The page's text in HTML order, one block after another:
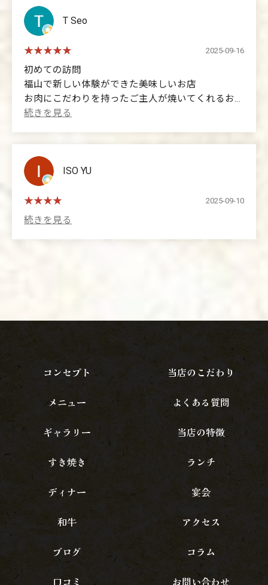
is very relaxing.
I highly recommend this restaurant to anyone looking
ができました✨
締めのうどんも甘美味いタレに絡めて完食しまし
た！
また利用させて頂きます👍
(Translated by Google)
I came here hoping to enjoy some casual sukiyaki.
The restaurant is perfect for both solo and group
dining. 😁
This restaurant serves Kansai-style sukiyaki, and the
the meat was perfectly seasoned. ✨
I also finished off the udon noodles with the delicious,
I'll definitely come back! 👍
T Seo
2025-09-16
初めての訪問
福山で新しい体験ができた美味しいお店
お肉にこだわりを持ったご主人が焼いてくれるお肉
はさすがA5ランク和牛 文句なくうまい
一人でも人数いても机すぐ対応してくれるみたいで
す
また寄らせてもらいます
(Translated by Google)
My first visit. A delicious restaurant that gave me a
new experience in Fukuyama. The owner is particular
about his meat, and the A5-grade Wagyu beef he
ISO YU
2025-09-10
コンセプト 当店のこだわり
メニュー よくある質問
ギャラリー 当店の特徴
すき焼き ランチ
ディナー 宴会
和牛 アクセス
ブログ コラム
口コミ お問い合わせ